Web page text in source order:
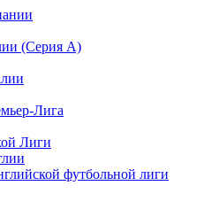
(Серия А)
Лига
Лиги
футбольной лиги